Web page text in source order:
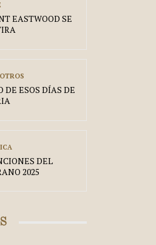
EASTWOOD SE
DE ESOS DÍAS DE
DEL
2025